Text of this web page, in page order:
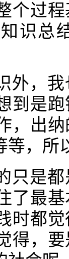
个过
识总
外，
到是
，出
等，所
只是
了最
时都
得，